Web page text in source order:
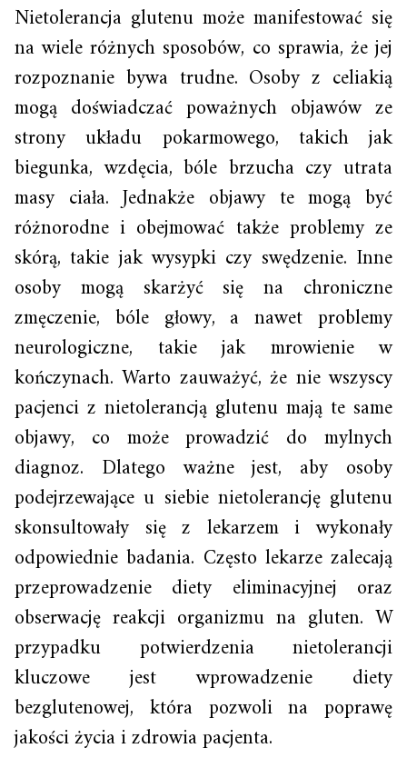
Nietolerancja glutenu może manifestować się
na wiele różnych sposobów, co sprawia, że jej
rozpoznanie bywa trudne. Osoby z celiakią
mogą doświadczać poważnych objawów ze
strony układu pokarmowego, takich jak
biegunka, wzdęcia, bóle brzucha czy utrata
masy ciała. Jednakże objawy te mogą być
różnorodne i obejmować także problemy ze
skórą, takie jak wysypki czy swędzenie. Inne
osoby mogą skarżyć się na chroniczne
zmęczenie, bóle głowy, a nawet problemy
neurologiczne, takie jak mrowienie w
kończynach. Warto zauważyć, że nie wszyscy
pacjenci z nietolerancją glutenu mają te same
objawy, co może prowadzić do mylnych
diagnoz. Dlatego ważne jest, aby osoby
podejrzewające u siebie nietolerancję glutenu
skonsultowały się z lekarzem i wykonały
odpowiednie badania. Często lekarze zalecają
przeprowadzenie diety eliminacyjnej oraz
obserwację reakcji organizmu na gluten. W
przypadku potwierdzenia nietolerancji
kluczowe jest wprowadzenie diety
bezglutenowej, która pozwoli na poprawę
jakości życia i zdrowia pacjenta.